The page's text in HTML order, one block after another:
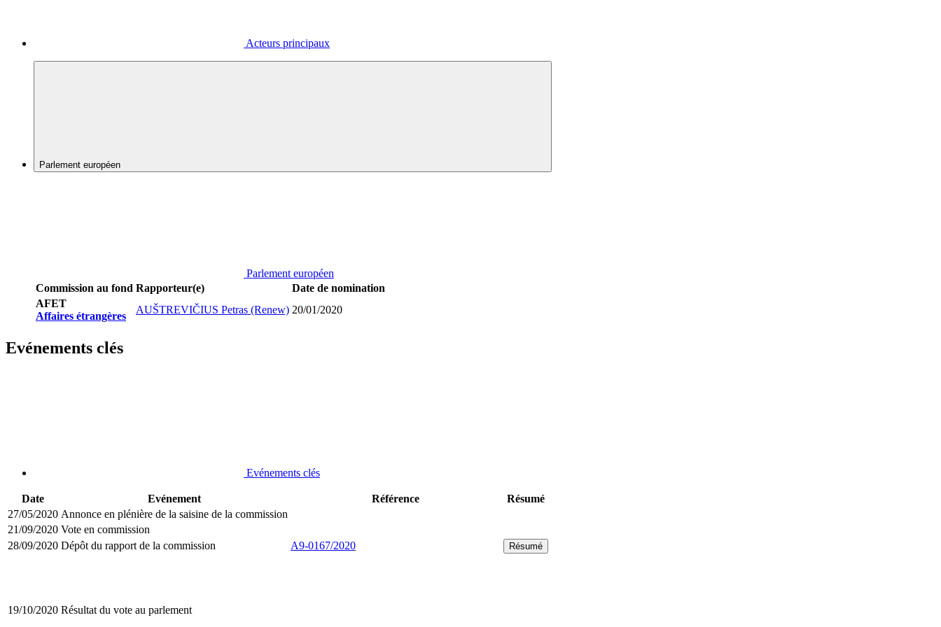
Acteurs principaux
Parlement européen
Parlement européen
Commission au fond Rapporteur(e)
Date de nomination
AFET
Affaires étrangères
AUŠTREVIČIUS Petras (Renew) 20/01/2020
Evénements clés
Evénements clés
Date Evénement Référence
Résumé
27/05/2020 Annonce en plénière de la saisine de la commission
21/09/2020 Vote en commission
28/09/2020 Dépôt du rapport de la commission A9-0167/2020 Résumé
19/10/2020 Résultat du vote au parlement